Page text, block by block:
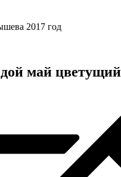
2017 год
май